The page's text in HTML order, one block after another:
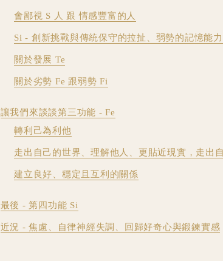
會鄙視 S 人 跟 情感豐富的人
Si - 創新挑戰與傳統保守的拉扯、弱勢的記憶能
關於發展 Te
關於劣勢 Fe 跟弱勢 Fi
讓我們來談談第三功能 - Fe
轉利己為利他
走出自己的世界、理解他人、更貼近現實，走出
建立良好、穩定且互利的關係
最後 - 第四功能 Si
近況 - 焦慮、自律神經失調、回歸好奇心與鍛鍊實感